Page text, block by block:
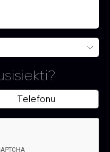
Telefonu